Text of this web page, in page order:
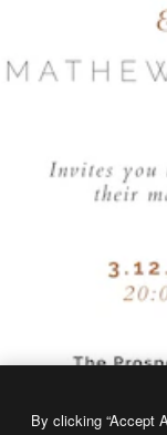
By clicking “Accept